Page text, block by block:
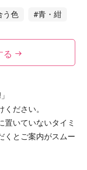
う色 #青・紺
る
ださい。
いていないタイミ
くとご案内がスムー